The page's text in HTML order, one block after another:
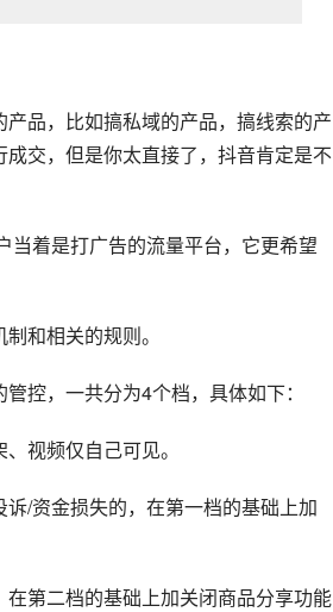
产品，比如搞私域的产品，搞线索的产
交，但是你太直接了，抖音肯定是不
当着是打广告的流量平台，它更希望
和相关的规则。
控，一共分为4个档，具体如下：
视频仅自己可见。
/资金损失的，在第一档的基础上加
第二档的基础上加关闭商品分享功能